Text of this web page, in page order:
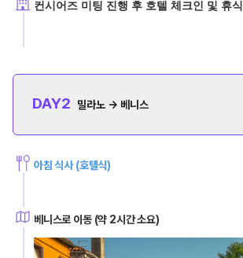
컨시어즈 미팅 진행 후 호텔 체크인 및 휴식
DAY2 밀라노 → 베니스
아침 식사 (호텔식)
베니스로 이동 (약 2시간 소요)